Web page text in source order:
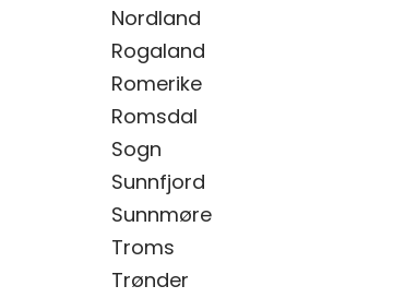
Nordland
Rogaland
Romerike
Romsdal
Sogn
Sunnfjord
Sunnmøre
Troms
Trønder